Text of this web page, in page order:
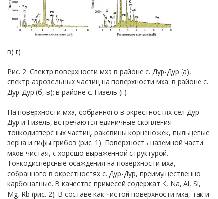
в) г)
Рис. 2. Спектр поверхности мха в районе с. Дур-Дур (а),
спектр аэрозольных частиц на поверхности мха: в районе с.
Дур-Дур (б, в); в районе с. Гизель (г)
На поверхности мха, собранного в окрестностях сел Дур-
Дур и Гизель, встречаются единичные скопления
тонкодисперсных частиц, раковины корненожек, пыльцевые
зерна и гифы грибов (рис. 1). Поверхность наземной части
мхов чистая, с хорошо выраженной структурой.
Тонкодисперсные осаждения на поверхности мха,
собранного в окрестностях с. Дур-Дур, преимущественно
карбонатные. В качестве примесей содержат К, Na, Al, Si,
Mg, Rb (рис. 2). В составе как чистой поверхности мха, так и